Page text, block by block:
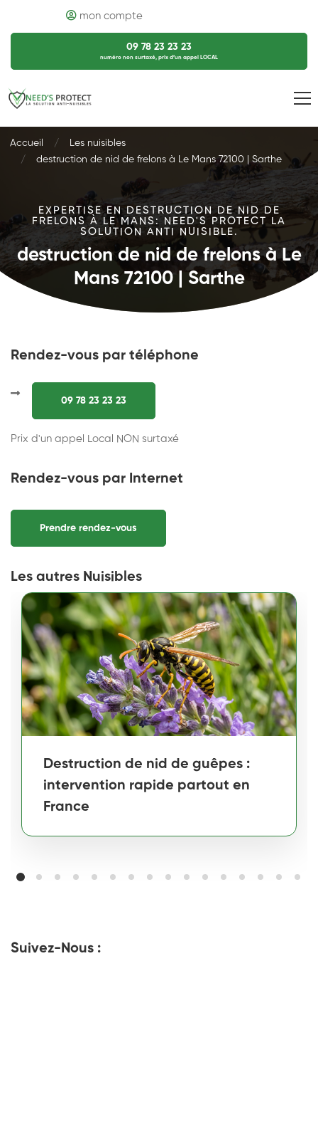
mon compte
09 78 23 23 23
numéro non surtaxé, prix d’un appel LOCAL
Accueil
Les nuisibles
destruction de nid de frelons à Le Mans 72100 | Sarthe
EXPERTISE EN DESTRUCTION DE NID DE
FRELONS À LE MANS: NEED'S PROTECT LA
SOLUTION ANTI NUISIBLE.
destruction de nid de frelons à Le
Mans 72100 | Sarthe
Rendez-vous par téléphone
09 78 23 23 23
Prix d'un appel Local NON surtaxé
Rendez-vous par Internet
Prendre rendez-vous
Les autres Nuisibles
Destruction de nid de guêpes :
intervention rapide partout en
France
Suivez-Nous :